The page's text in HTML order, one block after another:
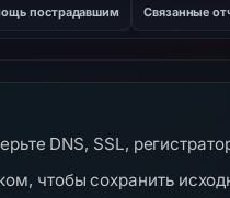
пострадавшим Связанные
DNS, SSL,
чтобы сохранить